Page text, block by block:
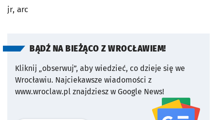
jr, arc
BĄDŹ NA BIEŻĄCO Z WROCŁAWIEM!
Kliknij „obserwuj”, aby wiedzieć, co dzieje się we
Wrocławiu. Najciekawsze wiadomości z
www.wroclaw.pl znajdziesz w Google News!